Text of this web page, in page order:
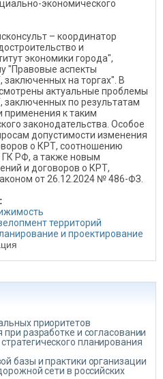
экономического
– координатор
и
экономики города",
"Правовые аспекты
на торгах". В
актуальные проблемы
по результатам
применения к таким
законодательства. Особое
допустимости изменения
о КРТ, соотношению
ГК РФ, а также новым
и договоров о КРТ,
от 26.12.2024 № 486-ФЗ.
территорий
и проектирование
приоритетов
разработке и согласовании
планирования
базы и практики организации
сети в российских